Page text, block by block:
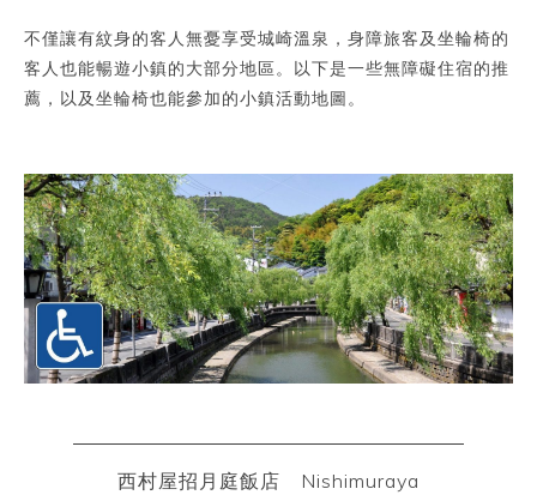
不僅讓有紋身的客人無憂享受城崎溫泉，身障旅客及坐輪椅的
客人也能暢遊小鎮的大部分地區。以下是一些無障礙住宿的推
薦，以及坐輪椅也能參加的小鎮活動地圖。
西村屋招月庭飯店 Nishimuraya